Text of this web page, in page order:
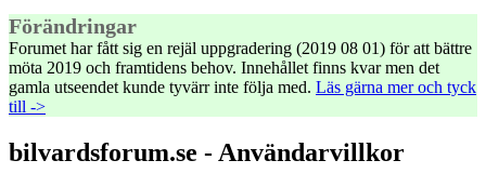
Förändringar
Forumet har fått sig en rejäl uppgradering (2019 08 01) för att bättre
möta 2019 och framtidens behov. Innehållet finns kvar men det
gamla utseendet kunde tyvärr inte följa med. Läs gärna mer och tyck
till ->
bilvardsforum.se - Användarvillkor